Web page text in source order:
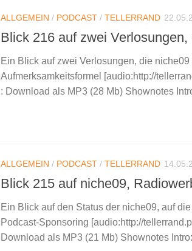
ALLGEMEIN / PODCAST / TELLERRAND
Blick 216 auf zwei
Ein Blick auf zwei Verlosungen, die
Aufmerksamkeitsformel [audio:http://
: Download als MP3 (28 Mb) Shownotes
ALLGEMEIN / PODCAST / TELLERRAND
Blick 215 auf niche09,
Ein Blick auf den Status der niche09, auf
Podcast-Sponsoring [audio:http://
Download als MP3 (21 Mb) Shownotes